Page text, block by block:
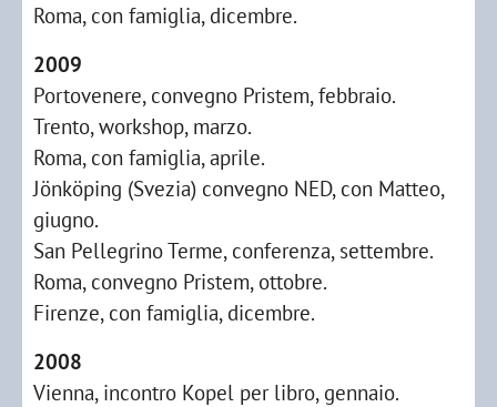
Roma, con famiglia, dicembre.
2009
Portovenere, convegno Pristem, febbraio.
Trento, workshop, marzo.
Roma, con famiglia, aprile.
Jönköping (Svezia) convegno NED, con Matteo,
giugno.
San Pellegrino Terme, conferenza, settembre.
Roma, convegno Pristem, ottobre.
Firenze, con famiglia, dicembre.
2008
Vienna, incontro Kopel per libro, gennaio.